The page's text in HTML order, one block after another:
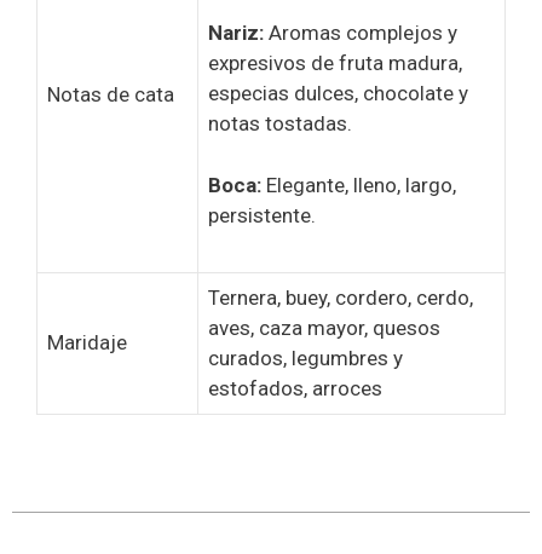
Notas de cata
Nariz: Aromas complejos y
expresivos de fruta madura,
especias dulces, chocolate y
notas tostadas.
Boca: Elegante, lleno, largo,
persistente.
Maridaje
Ternera, buey, cordero, cerdo,
aves, caza mayor, quesos
curados, legumbres y
estofados, arroces